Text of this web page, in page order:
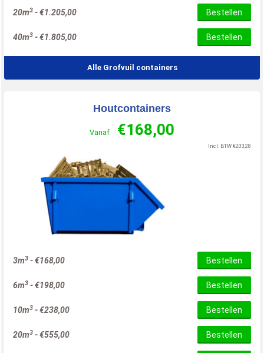
20m3 -€1.205,00 Bestellen
40m3 -€1.805,00 Bestellen
Alle Grofvuil containers
Houtcontainers
Vanaf €168,00
Incl. BTW €203,28
3m3 -€168,00 Bestellen
6m3 -€198,00 Bestellen
10m3 -€238,00 Bestellen
20m3 -€555,00 Bestellen